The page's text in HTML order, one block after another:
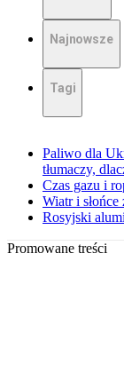
Najnowsze
Tagi
Paliwo dla
tłumaczy,
Czas gazu i
Wiatr i
Rosyjski
Promowane treści